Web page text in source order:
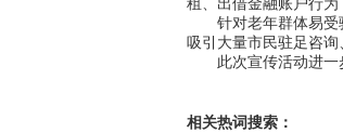
针对老年群体易受骗
吸引大量市民驻足咨询
此次宣传活动进一步
相关热词搜索：